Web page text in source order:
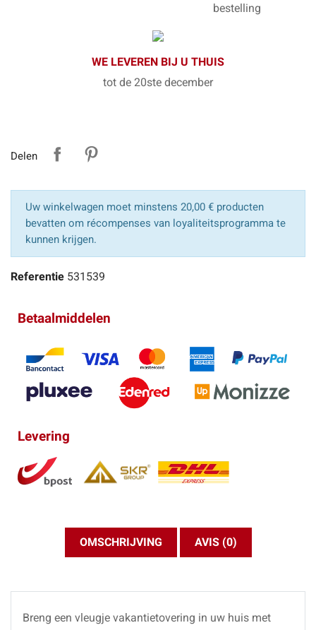
bestelling
WE LEVEREN BIJ U THUIS
tot de 20ste december
Delen
Uw winkelwagen moet minstens 20,00 € producten
bevatten om récompenses van loyaliteitsprogramma te
kunnen krijgen.
Referentie 531539
Betaalmiddelen
Levering
OMSCHRIJVING AVIS (0)
Breng een vleugje vakantietovering in uw huis met